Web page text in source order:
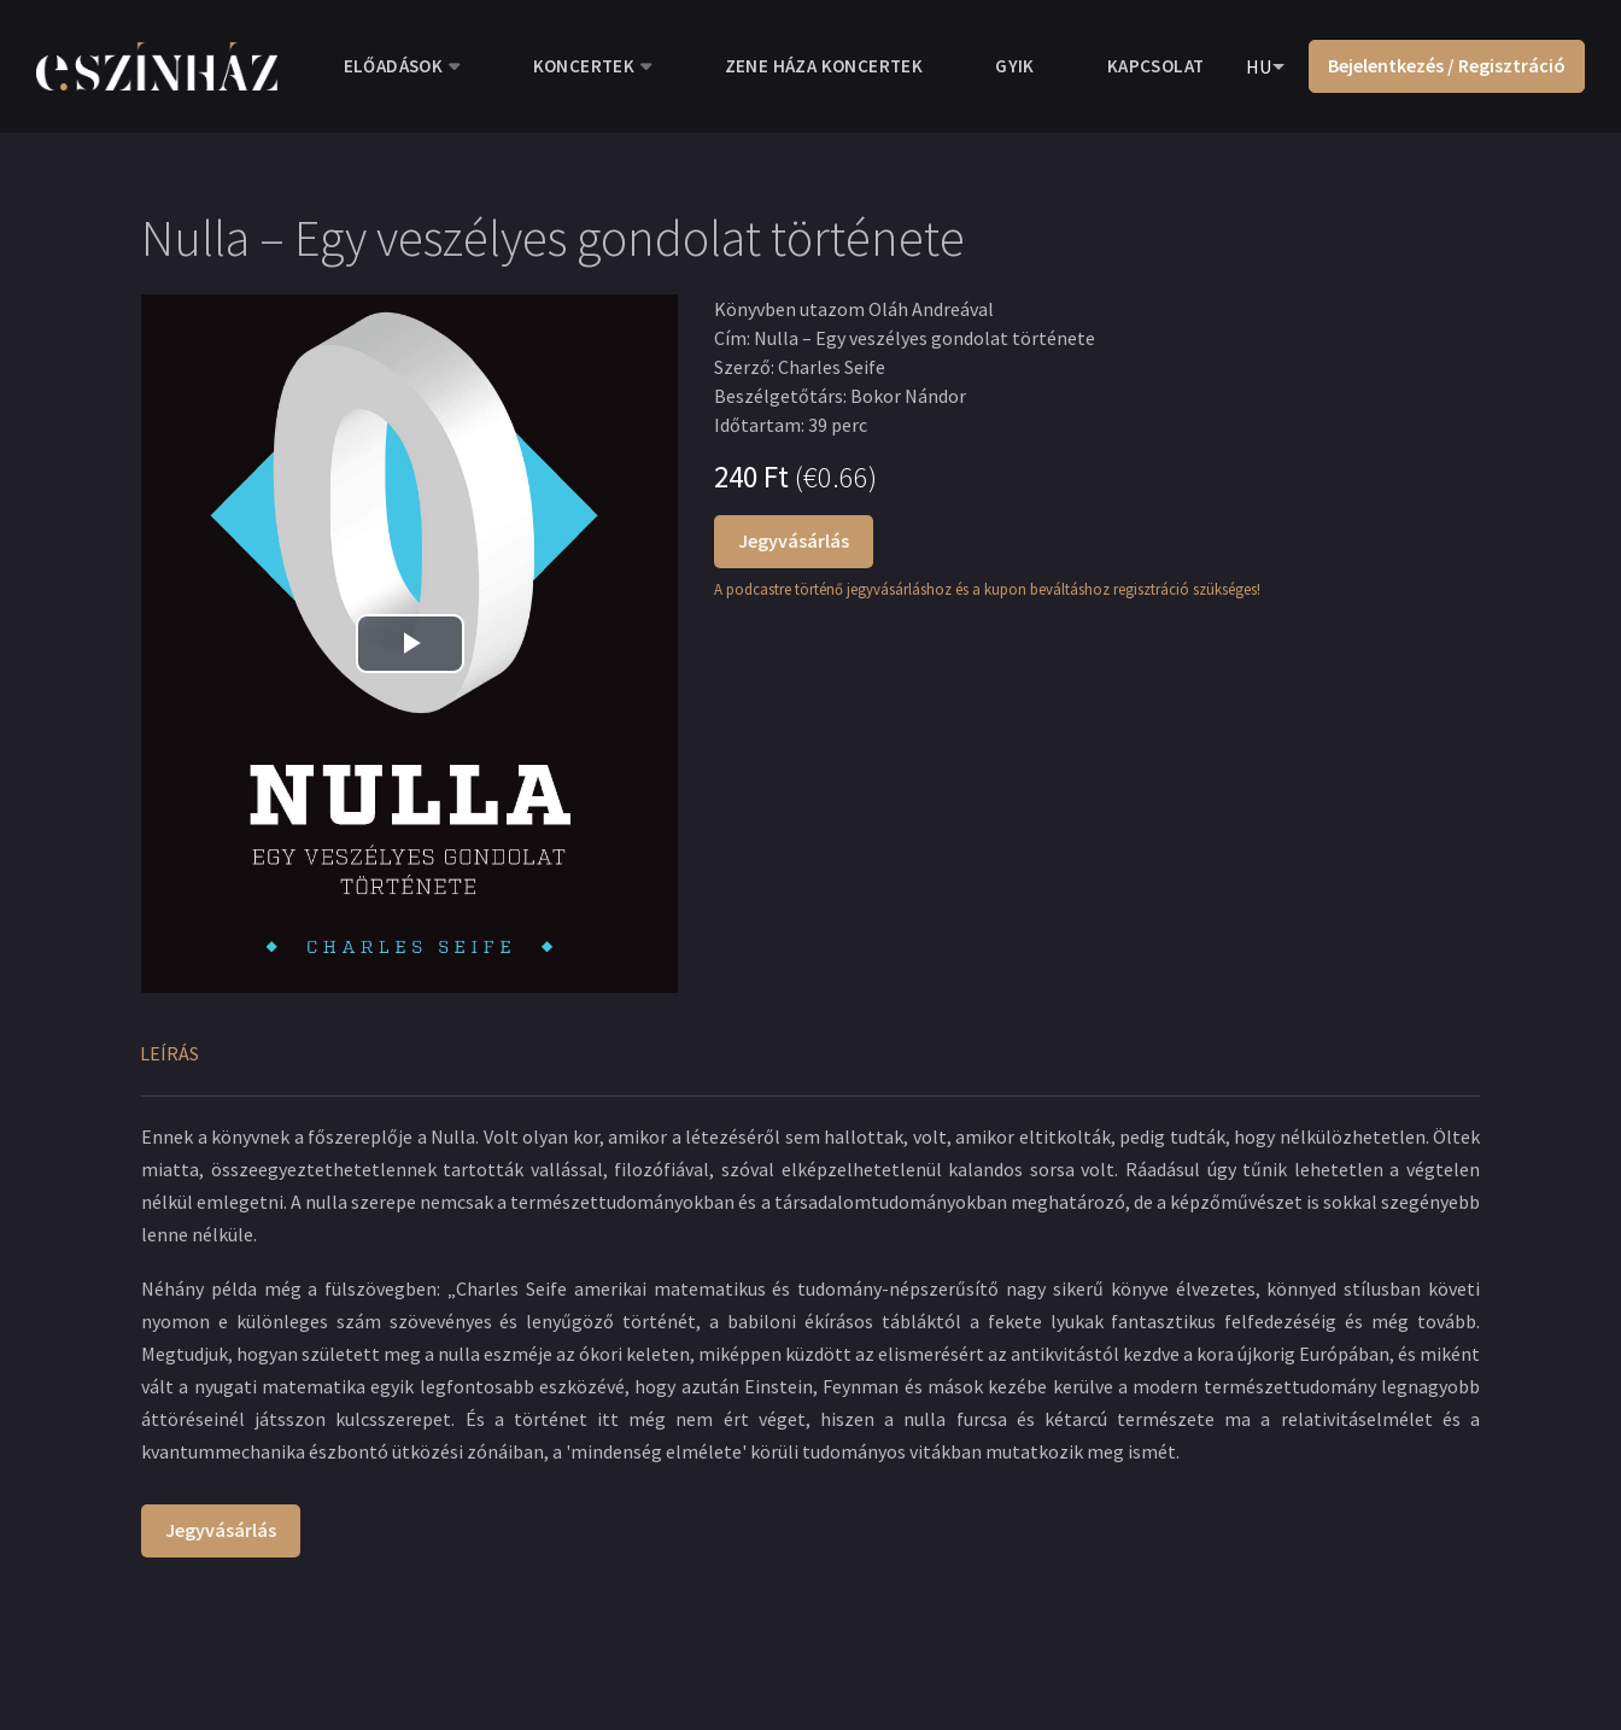
ELŐADÁSOK KONCERTEK ZENE HÁZA KONCERTEK GYIK KAPCSOLAT HU Bejelentkezés / Regisztráció
Nulla – Egy veszélyes gondolat története
Play
Video
Könyvben utazom Oláh Andreával
Cím: Nulla – Egy veszélyes gondolat története
Szerző: Charles Seife
Beszélgetőtárs: Bokor Nándor
Időtartam: 39 perc
240 Ft(€0.66)
Jegyvásárlás
A podcastre történő jegyvásárláshoz és a kupon beváltáshoz regisztráció szükséges!
LEÍRÁS
Ennek a könyvnek a főszereplője a Nulla. Volt olyan kor, amikor a létezéséről sem hallottak, volt, amikor eltitkolták, pedig tudták, hogy nélkülözhetetlen. Öltek
miatta, összeegyeztethetetlennek tartották vallással, filozófiával, szóval elképzelhetetlenül kalandos sorsa volt. Ráadásul úgy tűnik lehetetlen a végtelen
nélkül emlegetni. A nulla szerepe nemcsak a természettudományokban és a társadalomtudományokban meghatározó, de a képzőművészet is sokkal szegényebb
lenne nélküle.
Néhány példa még a fülszövegben: „Charles Seife amerikai matematikus és tudomány-népszerűsítő nagy sikerű könyve élvezetes, könnyed stílusban követi
nyomon e különleges szám szövevényes és lenyűgöző történét, a babiloni ékírásos tábláktól a fekete lyukak fantasztikus felfedezéséig és még tovább.
Megtudjuk, hogyan született meg a nulla eszméje az ókori keleten, miképpen küzdött az elismerésért az antikvitástól kezdve a kora újkorig Európában, és miként
vált a nyugati matematika egyik legfontosabb eszközévé, hogy azután Einstein, Feynman és mások kezébe kerülve a modern természettudomány legnagyobb
áttöréseinél játsszon kulcsszerepet. És a történet itt még nem ért véget, hiszen a nulla furcsa és kétarcú természete ma a relativitáselmélet és a
kvantummechanika észbontó ütközési zónáiban, a 'mindenség elmélete' körüli tudományos vitákban mutatkozik meg ismét.
Jegyvásárlás